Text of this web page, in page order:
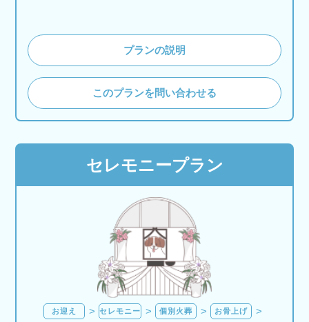
プランの説明
このプランを問い合わせる
セレモニープラン
お迎え セレモニー 個別火葬 お骨上げ